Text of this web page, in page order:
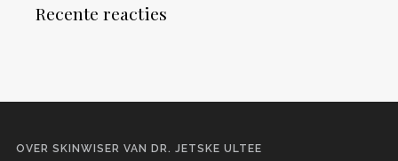
Recente reacties
OVER SKINWISER VAN DR. JETSKE ULTEE